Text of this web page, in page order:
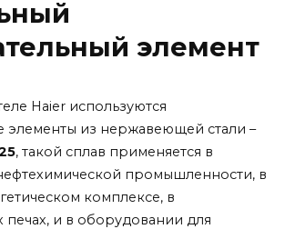
элемент
Haier используются
элементы из нержавеющей стали –
, такой сплав применяется в
промышленности, в
комплексе, в
печах, и в оборудовании для